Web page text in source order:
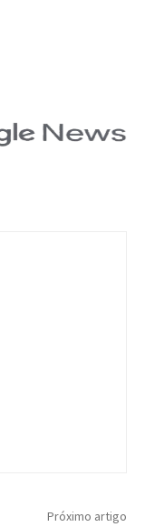
Próximo artigo